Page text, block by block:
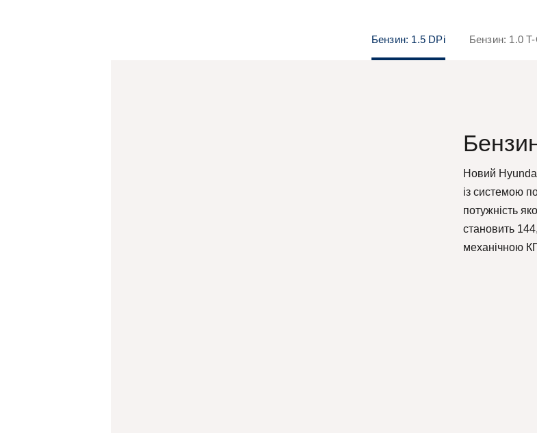
Бензин: 1.5 DPi Бензин: 1.0
Новий
із системою
потужність
становить
механічною